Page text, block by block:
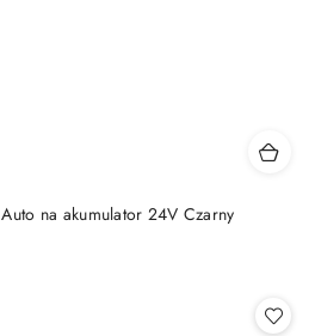
na akumulator 24V Czarny